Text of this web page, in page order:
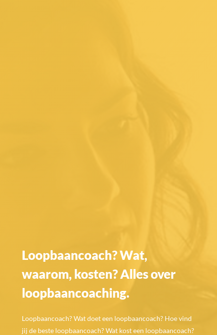
Loopbaancoach? Wat,
waarom, kosten? Alles over
loopbaancoaching.
Loopbaancoach? Wat doet een loopbaancoach? Hoe vind
jij de beste loopbaancoach? Wat kost een loopbaancoach?